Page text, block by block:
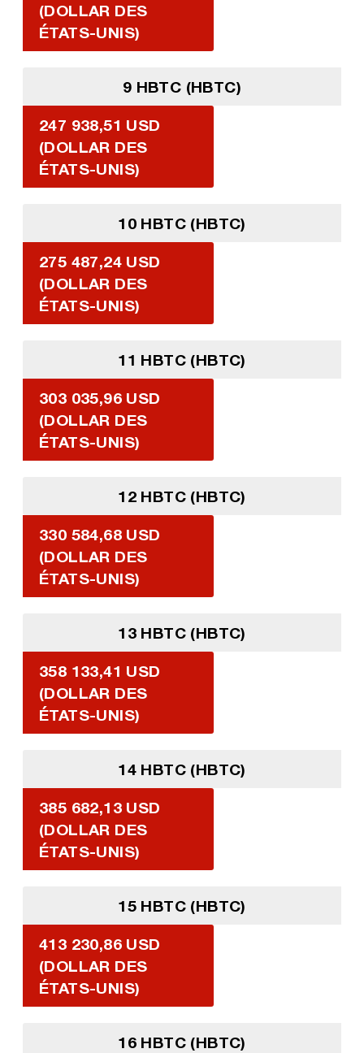
(DOLLAR DES
ÉTATS-UNIS)
9 HBTC (HBTC)
247 938,51 USD
(DOLLAR DES
ÉTATS-UNIS)
10 HBTC (HBTC)
275 487,24 USD
(DOLLAR DES
ÉTATS-UNIS)
11 HBTC (HBTC)
303 035,96 USD
(DOLLAR DES
ÉTATS-UNIS)
12 HBTC (HBTC)
330 584,68 USD
(DOLLAR DES
ÉTATS-UNIS)
13 HBTC (HBTC)
358 133,41 USD
(DOLLAR DES
ÉTATS-UNIS)
14 HBTC (HBTC)
385 682,13 USD
(DOLLAR DES
ÉTATS-UNIS)
15 HBTC (HBTC)
413 230,86 USD
(DOLLAR DES
ÉTATS-UNIS)
16 HBTC (HBTC)